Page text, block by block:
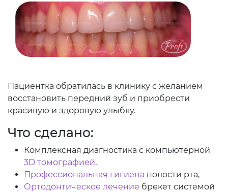
Пациентка обратилась в клинику с желанием
восстановить передний зуб и приобрести
красивую и здоровую улыбку.
Что сделано:
Комплексная диагностика с компьютерной
3D томографией,
Профессиональная гигиена полости рта,
Ортодонтическое лечение брекет системой